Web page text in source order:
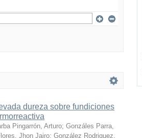
dureza sobre fundiciones
Pingarrón, Arturo; Gonzáles Parra,
Jhon Jairo; González Rodriguez,